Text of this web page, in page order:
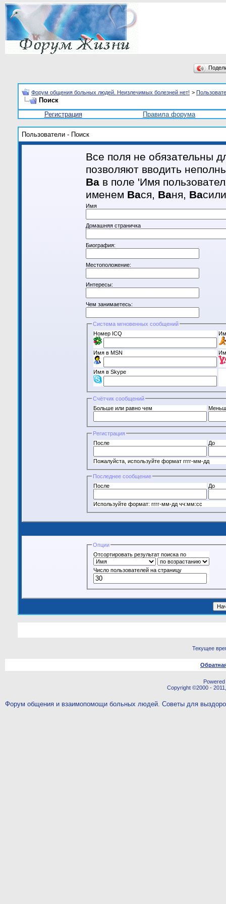
Форум общения больных людей. Неизлечимых болезней нет! >
Поиск
Регистрация
Правила форума
Пользователи - Поиск
Все поля не обязательны
позволяют вводить
Ва в поле 'Имя
именем Вася, Ваня, Ва
Имя
Домашняя страничка
Биография:
Местоположение:
Интересы:
Чем занимаетесь:
Система мгновенных сообщений
Номер ICQ
Имя в MSN
Имя в Skype
Счётчик сообщений
Больше или равно чем
Регистрация
После
До
Пожалуйста, используйте формат гггг-мм-дд
Последнее сообщение
После
До
Используйте формат: гггг-мм-дд чч:мм:сс
Опции
Отсортировать результат поиска по
Число пользователей на страницу
Текущее
Copyright ©2000 -
Форум общения и взаимопомощи больных людей. Советы для